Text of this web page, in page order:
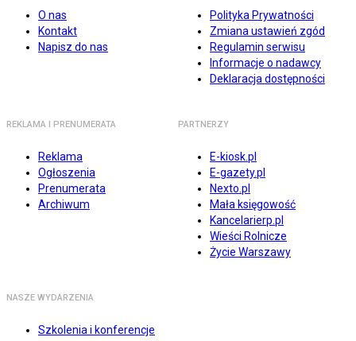
O nas
Kontakt
Napisz do nas
Polityka Prywatności
Zmiana ustawień zgód
Regulamin serwisu
Informacje o nadawcy
Deklaracja dostępności
REKLAMA I PRENUMERATA
Reklama
Ogłoszenia
Prenumerata
Archiwum
PARTNERZY
E-kiosk.pl
E-gazety.pl
Nexto.pl
Mała księgowość
Kancelarierp.pl
Wieści Rolnicze
Życie Warszawy
NASZE WYDARZENIA
Szkolenia i konferencje